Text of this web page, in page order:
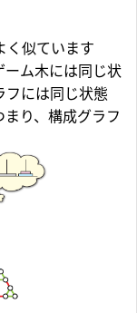
く似ています
ーム木には同じ状
フには同じ状態
り、構成グラフ